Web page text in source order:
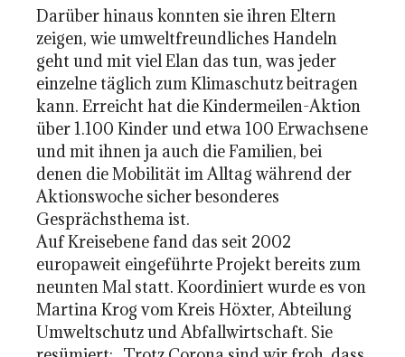
Darüber hinaus konnten sie ihren Eltern
zeigen, wie umweltfreundliches Handeln
geht und mit viel Elan das tun, was jeder
einzelne täglich zum Klimaschutz beitragen
kann. Erreicht hat die Kindermeilen-Aktion
über 1.100 Kinder und etwa 100 Erwachsene
und mit ihnen ja auch die Familien, bei
denen die Mobilität im Alltag während der
Aktionswoche sicher besonderes
Gesprächsthema ist.
Auf Kreisebene fand das seit 2002
europaweit eingeführte Projekt bereits zum
neunten Mal statt. Koordiniert wurde es von
Martina Krog vom Kreis Höxter, Abteilung
Umweltschutz und Abfallwirtschaft. Sie